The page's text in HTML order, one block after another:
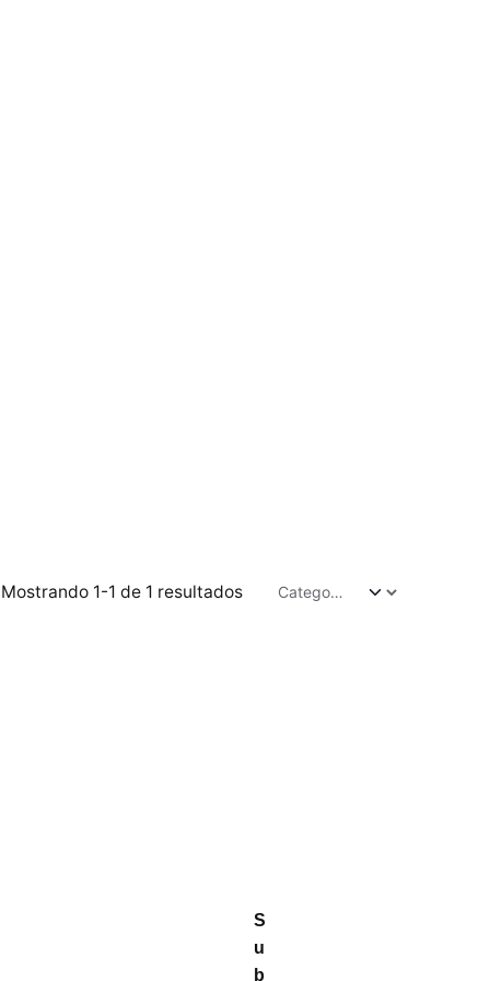
Mostrando 1-1 de 1 resultados
S
u
b